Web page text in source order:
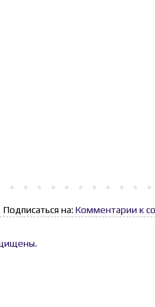
Подписаться на: Комментарии к